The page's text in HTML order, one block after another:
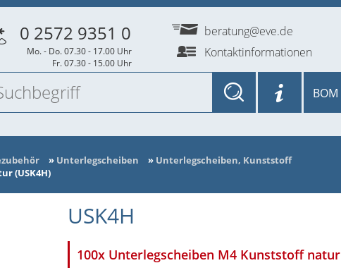
» Unterlegscheiben » Unterlegscheiben, Kunststoff
(USK4H)
USK4H
100x Unterlegscheiben M4 Kunststoff natur
0 2572 9351 0
Mo. - Do. 07.30 - 17.00 Uhr
Fr. 07.30 - 15.00 Uhr
beratung@eve.de
Kontaktinformationen
BOM